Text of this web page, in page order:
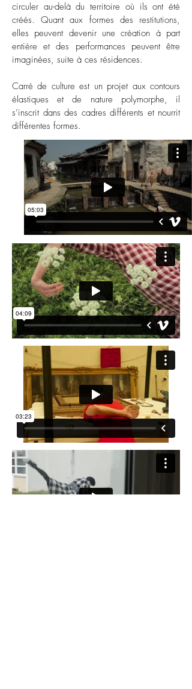
circuler au-delà du territoire où ils ont été
créés. Quant aux formes des restitutions,
elles peuvent devenir une création à part
entière et des performances peuvent être
imaginées, suite à ces résidences.
Carré de culture est un projet aux contours
élastiques et de nature polymorphe, il
s’inscrit dans des cadres différents et nourrit
différentes formes.